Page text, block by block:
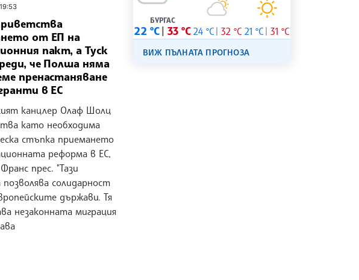
от ЕП на
пакт, а Туск
че Полша няма
пренастаняване
в ЕС
канцлер Олаф Шолц
като необходима
стъпка приемането
реформа в ЕС,
прес. "Тази
солидарност
държави. Тя
незаконната миграция
БУРГАС
22 °C 33 °C 24 °C 32 °C 21 °C 31 °C
ВИЖ ПЪЛНАТА ПРОГНОЗА